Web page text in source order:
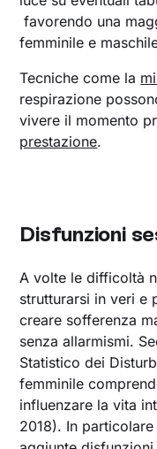
favorendo una
femminile e
Tecniche come la
respirazione
vivere il momento
prestazione.
Disfunzioni
A volte le difficoltà
strutturarsi in veri e
creare sofferenza
senza allarmismi.
Statistico dei
femminile
influenzare la vita
2018). In